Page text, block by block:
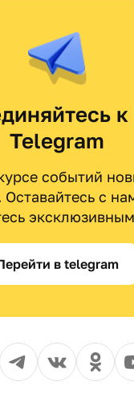
Telegram
событий
Оставайтесь с
в telegram